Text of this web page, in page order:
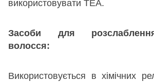
використовувати ТЕА.
Засоби для
волосся:
Використовується в хімічних